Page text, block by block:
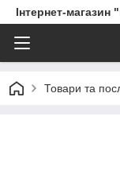
Інтернет-
Товари та